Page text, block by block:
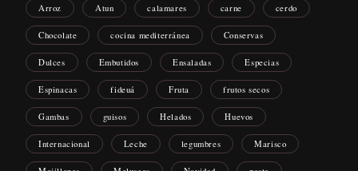
Arroz Atun calamares carne cerdo
Chocolate cocina mediterránea Conservas
Dulces Embutidos Ensaladas Especias
Espinacas fideuá Fruta frutos secos
Gambas guisos Helados Huevos
Internacional Leche legumbres Marisco